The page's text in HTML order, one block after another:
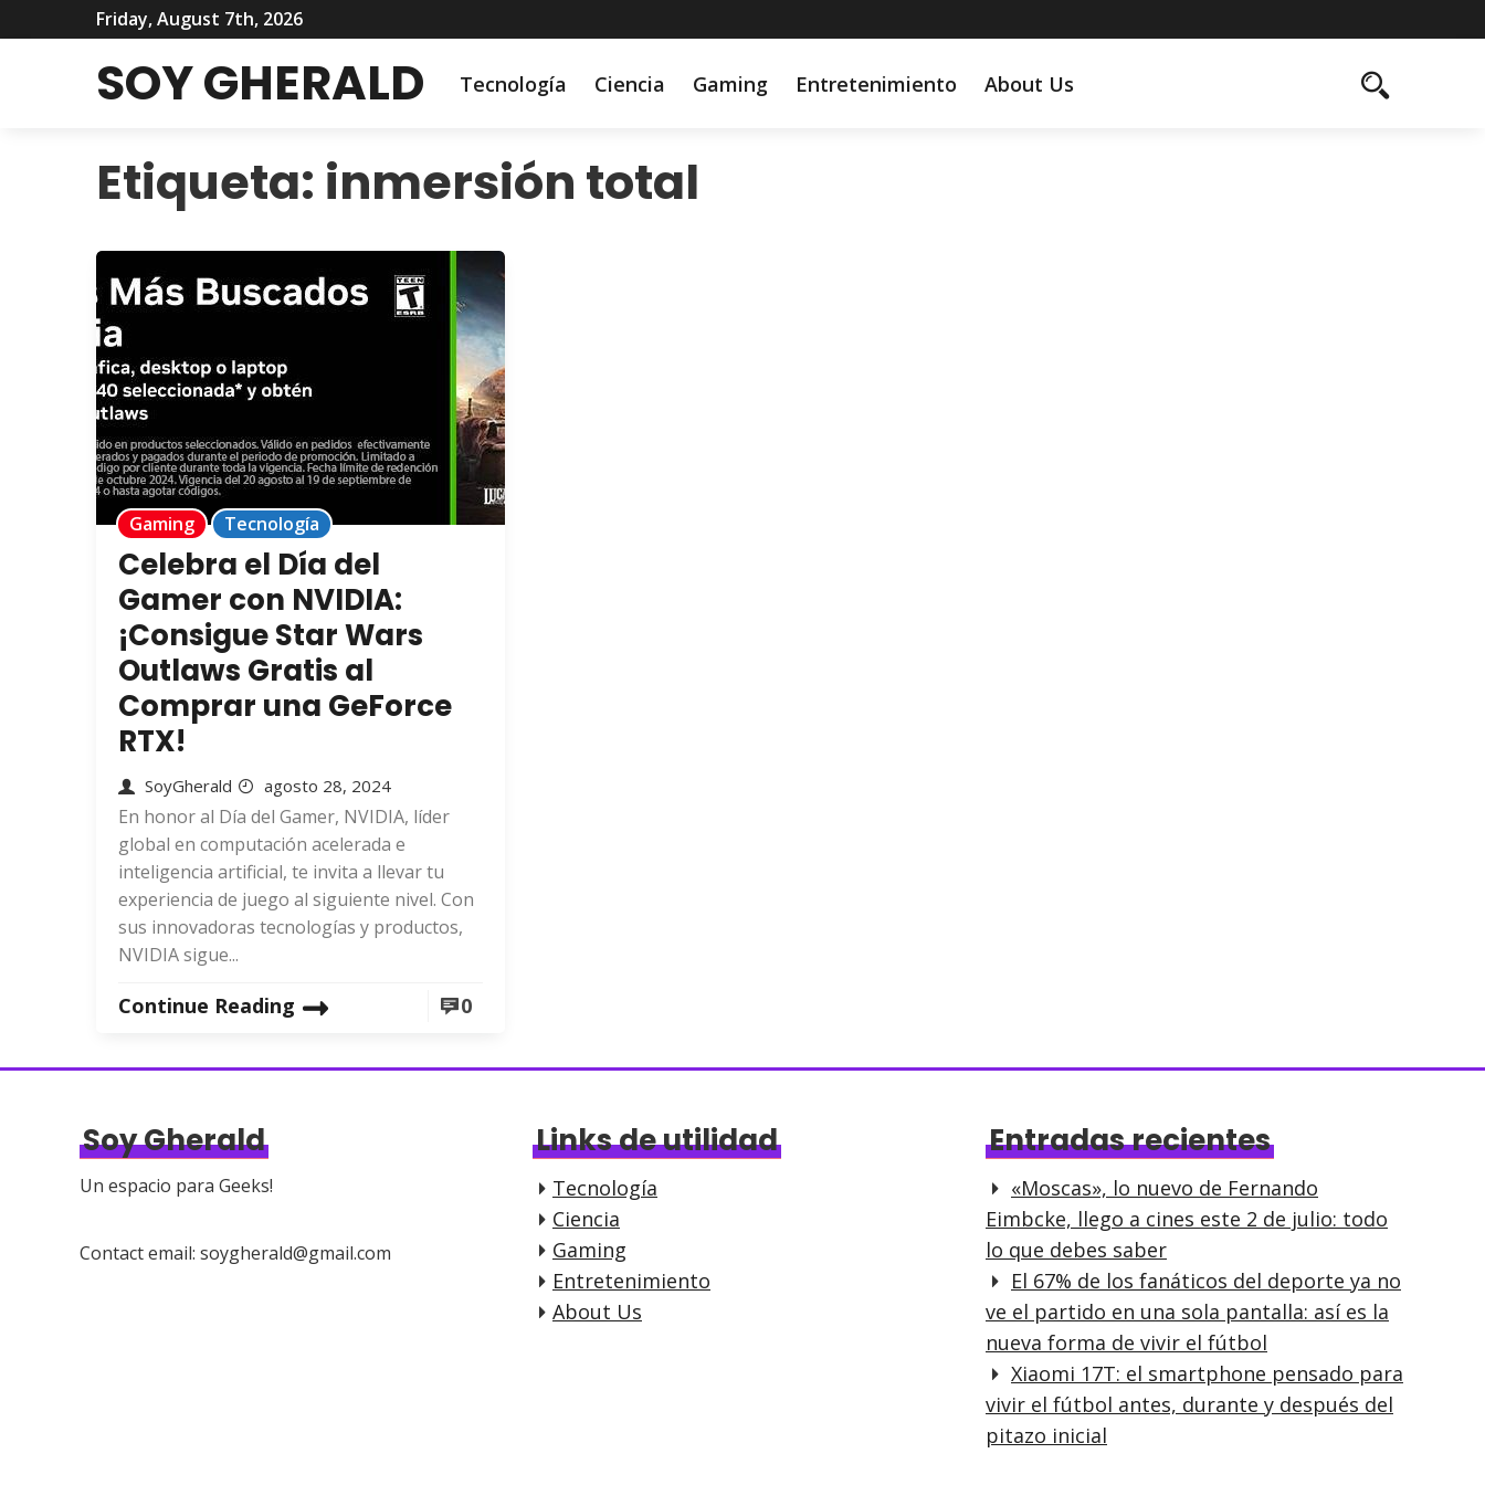
Friday, August 7th, 2026
SOY GHERALD Tecnología Ciencia Gaming Entretenimiento About Us
Etiqueta: inmersión total
Gaming Tecnología
Celebra el Día del
Gamer con NVIDIA:
¡Consigue Star Wars
Outlaws Gratis al
Comprar una GeForce
RTX!
SoyGherald agosto 28, 2024
En honor al Día del Gamer, NVIDIA, líder
global en computación acelerada e
inteligencia artificial, te invita a llevar tu
experiencia de juego al siguiente nivel. Con
sus innovadoras tecnologías y productos,
NVIDIA sigue...
Continue Reading 0
Soy Gherald
Un espacio para Geeks!
Contact email: soygherald@gmail.com
Links de utilidad
Tecnología
Ciencia
Gaming
Entretenimiento
About Us
Entradas recientes
«Moscas», lo nuevo de Fernando
Eimbcke, llego a cines este 2 de julio: todo
lo que debes saber
El 67% de los fanáticos del deporte ya no
ve el partido en una sola pantalla: así es la
nueva forma de vivir el fútbol
Xiaomi 17T: el smartphone pensado para
vivir el fútbol antes, durante y después del
pitazo inicial